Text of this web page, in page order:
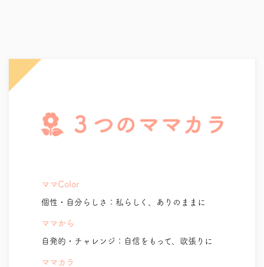
ママColor
個性・自分らしさ：私らしく、ありのままに
ママから
自発的・チャレンジ：自信をもって、欲張りに
ママカラ